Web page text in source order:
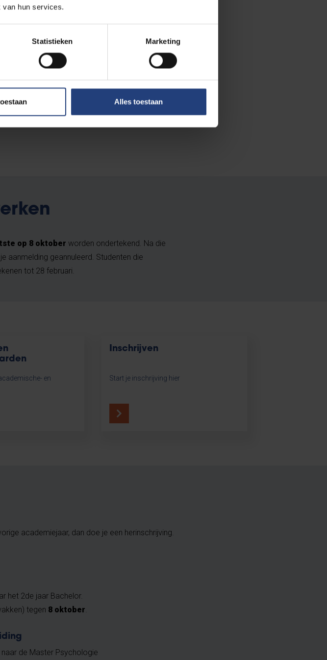
van hun services.
Statistieken Marketing
Alles toestaan
op 8 oktober worden ondertekend. Na die
aanmelding geannuleerd. Studenten die
tot 28 februari.
en
Inschrijven
Start je inschrijving hier
academiejaar, dan doe je een herinschrijving.
het 2de jaar Bachelor.
tegen 8 oktober.
de Master Psychologie